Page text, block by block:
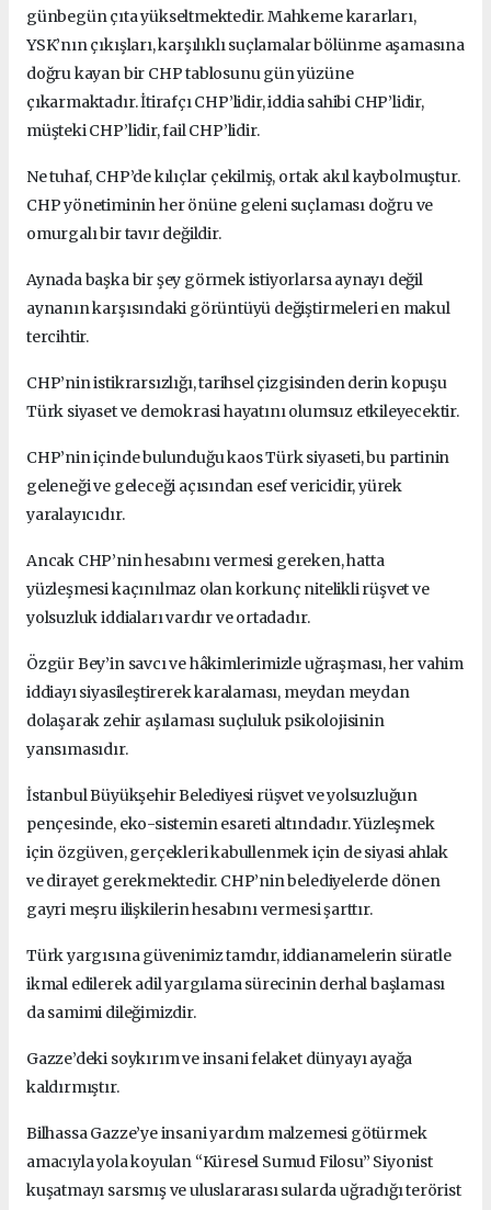
günbegün çıta yükseltmektedir.Mahkeme kararları,
YSK’nın çıkışları, karşılıklı suçlamalar bölünme aşamasına
doğru kayan bir CHP tablosunu gün yüzüne
çıkarmaktadır.İtirafçı CHP’lidir, iddia sahibi CHP’lidir,
müşteki CHP’lidir, fail CHP’lidir.
Ne tuhaf, CHP’de kılıçlar çekilmiş, ortak akıl kaybolmuştur.
CHP yönetiminin her önüne geleni suçlaması doğru ve
omurgalı bir tavır değildir.
Aynada başka bir şey görmek istiyorlarsa aynayı değil
aynanın karşısındaki görüntüyü değiştirmeleri en makul
tercihtir.
CHP’nin istikrarsızlığı, tarihsel çizgisinden derin kopuşu
Türk siyaset ve demokrasi hayatını olumsuz etkileyecektir.
CHP’nin içinde bulunduğu kaos Türk siyaseti, bu partinin
geleneği ve geleceği açısından esef vericidir, yürek
yaralayıcıdır.
Ancak CHP’nin hesabını vermesi gereken, hatta
yüzleşmesi kaçınılmaz olan korkunç nitelikli rüşvet ve
yolsuzluk iddiaları vardır ve ortadadır.
Özgür Bey’in savcı ve hâkimlerimizle uğraşması, her vahim
iddiayı siyasileştirerek karalaması, meydan meydan
dolaşarak zehir aşılaması suçluluk psikolojisinin
yansımasıdır.
İstanbul Büyükşehir Belediyesi rüşvet ve yolsuzluğun
pençesinde, eko-sistemin esareti altındadır.Yüzleşmek
için özgüven, gerçekleri kabullenmek için de siyasi ahlak
ve dirayet gerekmektedir. CHP’nin belediyelerde dönen
gayri meşru ilişkilerin hesabını vermesi şarttır.
Türk yargısına güvenimiz tamdır, iddianamelerin süratle
ikmal edilerek adil yargılama sürecinin derhal başlaması
da samimi dileğimizdir.
Gazze’deki soykırım ve insani felaket dünyayı ayağa
kaldırmıştır.
Bilhassa Gazze’ye insani yardım malzemesi götürmek
amacıyla yola koyulan “Küresel Sumud Filosu” Siyonist
kuşatmayı sarsmış ve uluslararası sularda uğradığı terörist